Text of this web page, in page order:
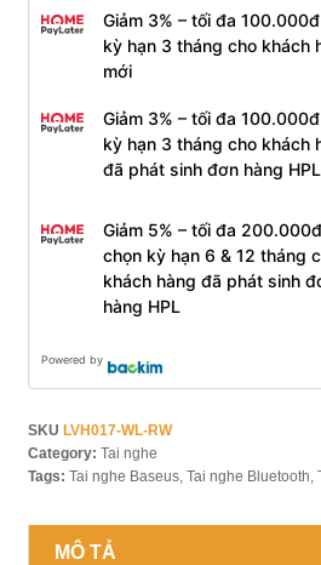
Giảm 3% – tối đa
kỳ hạn 3 tháng cho khách
mới
Giảm 3% – tối đa
kỳ hạn 3 tháng cho khách
đã phát sinh đơn hàng HPL
Giảm 5% – tối đa
chọn kỳ hạn 6 & 12 tháng
khách hàng đã phát sinh
hàng HPL
Powered by
SKU LVH017-WL-RW
Category: Tai nghe
Tags: Tai nghe Baseus, Tai nghe Bluetooth,
MÔ TẢ